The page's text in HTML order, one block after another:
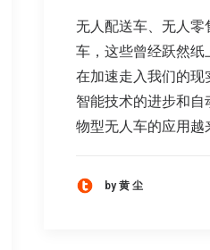
无人配送车、无人零
车，这些曾经跃然纸
在加速走入我们的现
智能技术的进步和自
物型无人车的应用越
by 黄 尘